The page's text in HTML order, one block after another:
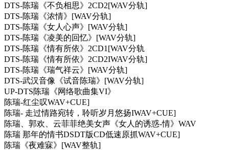
DTS-陈瑞《不负相思》2CD2[WAV分轨]
DTS-陈瑞《浓情》[WAV分轨]
DTS-陈瑞《女人心声》[WAV分轨]
DTS-陈瑞《凌美的回忆》[WAV分轨]
DTS-陈瑞《情有所依》2CD1[WAV分轨
DTS-陈瑞《情有所依》2CD2IWAV分轨]
DTS-陈瑞《瑞气祥云》[WAV分轨]
DTS-武汉音像《试音陈瑞》[WAV分轨]
UP-DTS陈瑞《网络歌曲集VI》
陈瑞-红尘叹WAV+CUE]
陈瑞- 走过情路宛转，聆听岁月悠扬IWAV+CUE]
陈瑞、郭欢、云菲菲绝美女声《女人的诱惑-情》WAV
陈瑞 那年的情书DSDT版CD低速原抓WAV+CUE]
陈瑞《夜难寐》[WAV整轨]